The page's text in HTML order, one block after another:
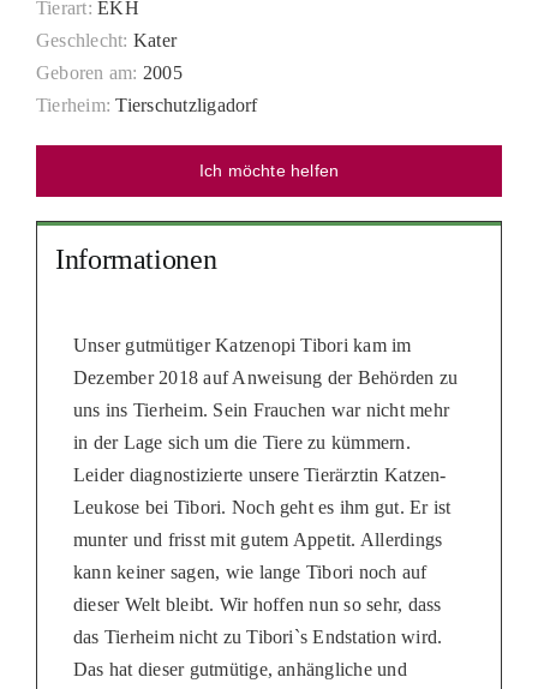
PATENSCHAFTEN
HELFER WERDEN
Tierart: EKH
Geschlecht: Kater
Geboren am: 2005
Tierheim: Tierschutzligadorf
Ich möchte helfen
Informationen
Unser gutmütiger Katzenopi Tibori kam im
Dezember 2018 auf Anweisung der Behörden zu
uns ins Tierheim. Sein Frauchen war nicht mehr
in der Lage sich um die Tiere zu kümmern.
Leider diagnostizierte unsere Tierärztin Katzen-
Leukose bei Tibori. Noch geht es ihm gut. Er ist
munter und frisst mit gutem Appetit. Allerdings
kann keiner sagen, wie lange Tibori noch auf
dieser Welt bleibt. Wir hoffen nun so sehr, dass
das Tierheim nicht zu Tibori`s Endstation wird.
Das hat dieser gutmütige, anhängliche und